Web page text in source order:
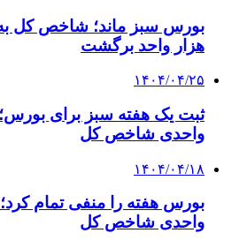
هزار واحد برگشت
۱۴۰۴/۰۴/۲۵
واحدی شاخص کل
۱۴۰۴/۰۴/۱۸
واحدی شاخص کل